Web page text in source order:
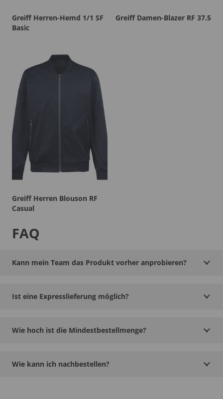
Greiff Herren-Hemd 1/1 SF
Basic
Greiff Damen-Blazer RF 37.5
Greiff Herren Blouson RF
Casual
FAQ
Kann mein Team das Produkt vorher anprobieren?
Ist eine Expresslieferung möglich?
Wie hoch ist die Mindestbestellmenge?
Wie kann ich nachbestellen?